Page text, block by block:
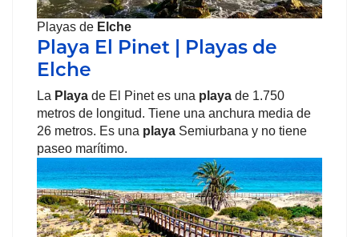
Playas de Elche
Playa El Pinet | Playas de
Elche
La Playa de El Pinet es una playa de 1.750
metros de longitud. Tiene una anchura media de
26 metros. Es una playa Semiurbana y no tiene
paseo marítimo.